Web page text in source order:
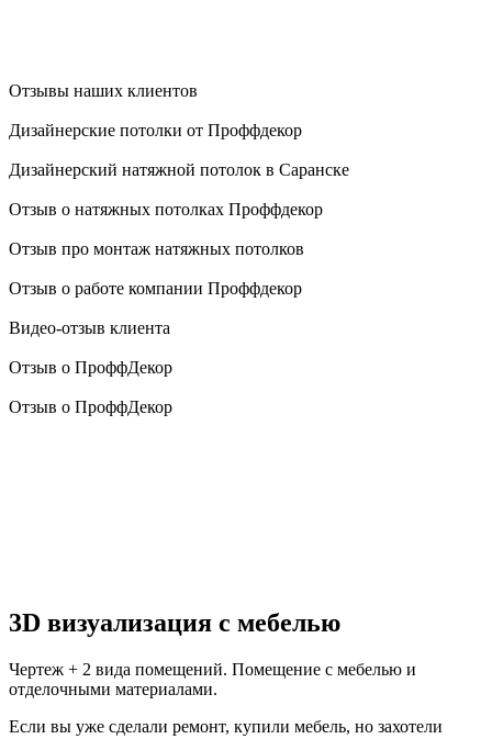
Отзывы наших клиентов
Дизайнерские потолки от Проффдекор
Дизайнерский натяжной потолок в Саранске
Отзыв о натяжных потолках Проффдекор
Отзыв про монтаж натяжных потолков
Отзыв о работе компании Проффдекор
Видео-отзыв клиента
Отзыв о ПроффДекор
Отзыв о ПроффДекор
3D визуализация с мебелью
Чертеж + 2 вида помещений. Помещение с мебелью и
отделочными материалами.
Если вы уже сделали ремонт, купили мебель, но захотели